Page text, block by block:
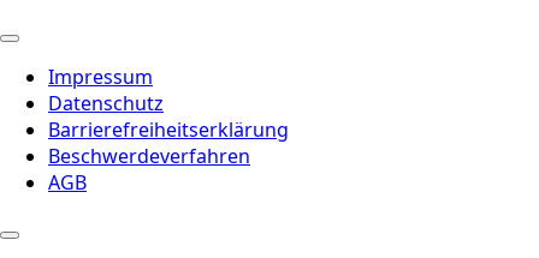
Impressum
Datenschutz
Barrierefreiheitserklärung
Beschwerdeverfahren
AGB